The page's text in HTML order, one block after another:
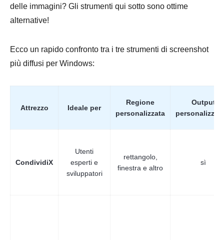
Passo 1.
delle immagini? Gli strumenti qui sotto sono ottime
alternative!
Ecco un rapido confronto tra i tre strumenti di screenshot
più diffusi per Windows:
Attrezzo Ideale per
Regione
personalizzata
Output
CondividiX
Utenti
esperti e
sviluppatori
rettangolo,
finestra e altro
sì